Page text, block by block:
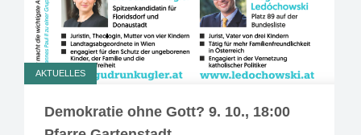
AKTUELLES
Demokratie ohne Gott? 9. 10., 18:00